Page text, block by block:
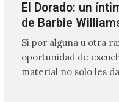
El Dorado: un
de Barbie
Si por alguna u otra
oportunidad de
material no solo les